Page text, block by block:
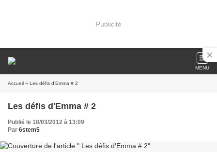
Publicité
MENU
Accueil » Les défis d'Emma # 2
Les défis d'Emma # 2
Publié le 18/03/2012 à 13:09
Par 6stem5